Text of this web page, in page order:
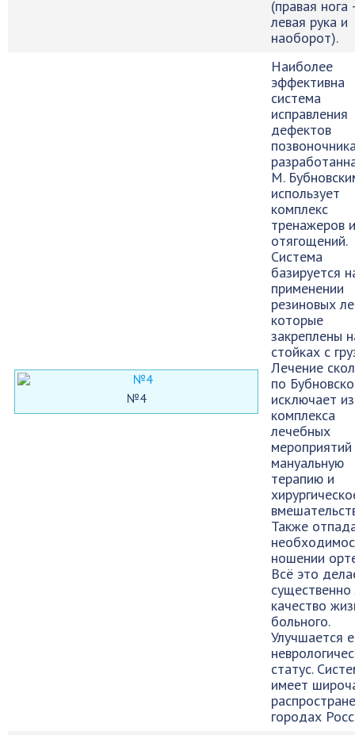
(правая
левая рука и
наоборот).
№4
Наиболее
эффективна
система
исправления
дефектов
М.
использует
комплекс
тренажеров и
отягощений.
Система
базируется
применении
резиновых
которые
закреплены
стойках с
Лечение
по
исключает из
комплекса
лечебных
мероприятий
мануальную
терапию и
Также
ношении
Всё это
качество
больного.
Улучшается
статус.
имеет
городах